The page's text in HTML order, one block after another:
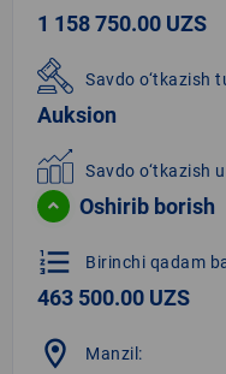
1 158 750.00 UZS
Savdo o‘tkazish
Auksion
Savdo o‘tkazish
Oshirib borish
format_list_numbered Birinchi qadam
463 500.00 UZS
location_on Manzil: